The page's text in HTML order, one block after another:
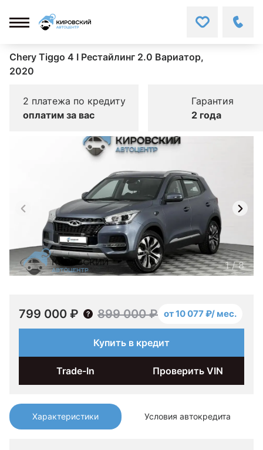
Chery Tiggo 4 I Рестайлинг 2.0 Вариатор,
2020
2 платежа по кредиту
оплатим за вас
Гарантия
2 года
Характеристики Условия автокредита
1/8
799 000 ₽ 899 000 ₽ от 10 077 ₽/ мес.
Купить в кредит
Trade-In Проверить VIN